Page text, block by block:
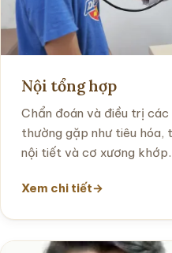
Nội tổng hợp
Chẩn đoán và điều trị các
thường gặp như tiêu hóa,
nội tiết và cơ xương khớp.
Xem chi tiết